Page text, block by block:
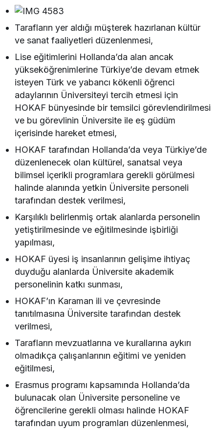
Tarafların yer aldığı müşterek hazırlanan kültür
ve sanat faaliyetleri düzenlenmesi,
Lise eğitimlerini Hollanda’da alan ancak
yükseköğrenimlerine Türkiye’de devam etmek
isteyen Türk ve yabancı kökenli öğrenci
adaylarının Üniversiteyi tercih etmesi için
HOKAF bünyesinde bir temsilci görevlendirilmesi
ve bu görevlinin Üniversite ile eş güdüm
içerisinde hareket etmesi,
HOKAF tarafından Hollanda’da veya Türkiye’de
düzenlenecek olan kültürel, sanatsal veya
bilimsel içerikli programlara gerekli görülmesi
halinde alanında yetkin Üniversite personeli
tarafından destek verilmesi,
Karşılıklı belirlenmiş ortak alanlarda personelin
yetiştirilmesinde ve eğitilmesinde işbirliği
yapılması,
HOKAF üyesi iş insanlarının gelişime ihtiyaç
duyduğu alanlarda Üniversite akademik
personelinin katkı sunması,
HOKAF’ın Karaman ili ve çevresinde
tanıtılmasına Üniversite tarafından destek
verilmesi,
Tarafların mevzuatlarına ve kurallarına aykırı
olmadıkça çalışanlarının eğitimi ve yeniden
eğitilmesi,
Erasmus programı kapsamında Hollanda’da
bulunacak olan Üniversite personeline ve
öğrencilerine gerekli olması halinde HOKAF
tarafından uyum programları düzenlenmesi,